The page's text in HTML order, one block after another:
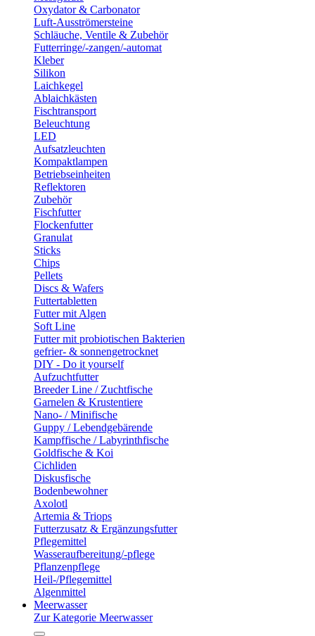
Oxydator & Carbonator
Luft-Ausströmersteine
Schläuche, Ventile & Zubehör
Futterringe/-zangen/-automat
Kleber
Silikon
Laichkegel
Ablaichkästen
Fischtransport
Beleuchtung
LED
Aufsatzleuchten
Kompaktlampen
Betriebseinheiten
Reflektoren
Zubehör
Fischfutter
Flockenfutter
Granulat
Sticks
Chips
Pellets
Discs & Wafers
Futtertabletten
Futter mit Algen
Soft Line
Futter mit probiotischen Bakterien
gefrier- & sonnengetrocknet
DIY - Do it yourself
Aufzuchtfutter
Breeder Line / Zuchtfische
Garnelen & Krustentiere
Nano- / Minifische
Guppy / Lebendgebärende
Kampffische / Labyrinthfische
Goldfische & Koi
Cichliden
Diskusfische
Bodenbewohner
Axolotl
Artemia & Triops
Futterzusatz & Ergänzungsfutter
Pflegemittel
Wasseraufbereitung/-pflege
Pflanzenpflege
Heil-/Pflegemittel
Algenmittel
Meerwasser
Zur Kategorie Meerwasser